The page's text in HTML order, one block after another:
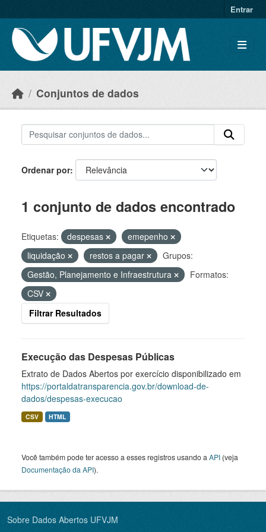
Entrar
Conjuntos de dados
Ordenar por
1 conjunto de dados encontrado
Etiquetas: despesas
emepenho
liquidação
restos a pagar
Grupos:
Gestão, Planejamento e Infraestrutura
Formatos:
CSV
Filtrar Resultados
Execução das Despesas Públicas
Extrato de Dados Abertos por exercício disponibilizado em
https://portaldatransparencia.gov.br/download-de-
dados/despesas-execucao
CSV HTML
Você também pode ter acesso a esses registros usando a API (veja
Documentação da API).
Sobre Dados Abertos UFVJM